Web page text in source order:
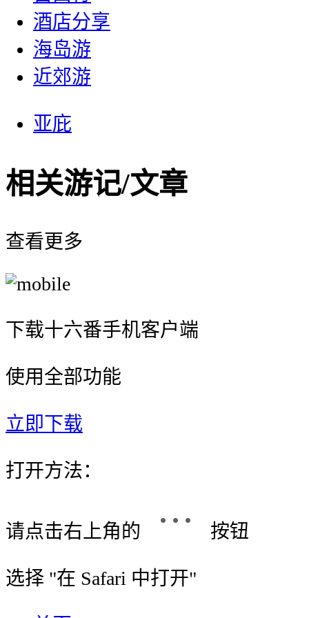
酒店分享
海岛游
近郊游
亚庇
相关游记/文章
查看更多
下载十六番手机客户端
使用全部功能
立即下载
打开方法：
请点击右上角的 按钮
选择 "在 Safari 中打开"